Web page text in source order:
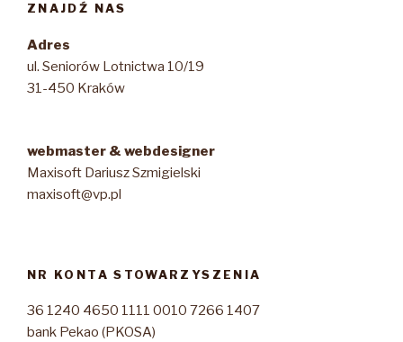
ZNAJDŹ NAS
Adres
ul. Seniorów Lotnictwa 10/19
31-450 Kraków
webmaster & webdesigner
Maxisoft Dariusz Szmigielski
maxisoft@vp.pl
NR KONTA STOWARZYSZENIA
36 1240 4650 1111 0010 7266 1407
bank Pekao (PKOSA)